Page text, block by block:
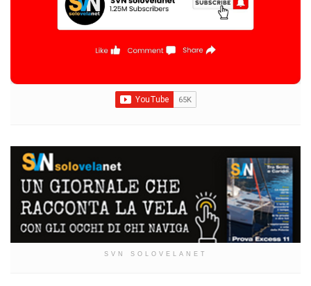
SVN SOLOVELANET